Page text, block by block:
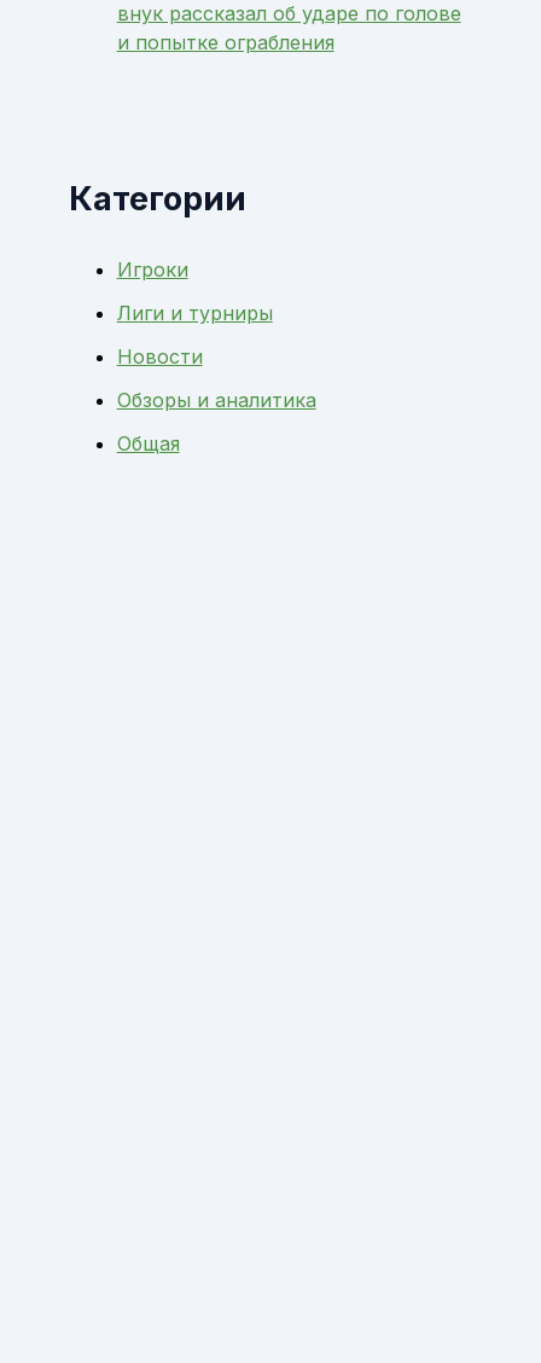
внук рассказал об ударе по голове
и попытке ограбления
Категории
Игроки
Лиги и турниры
Новости
Обзоры и аналитика
Общая